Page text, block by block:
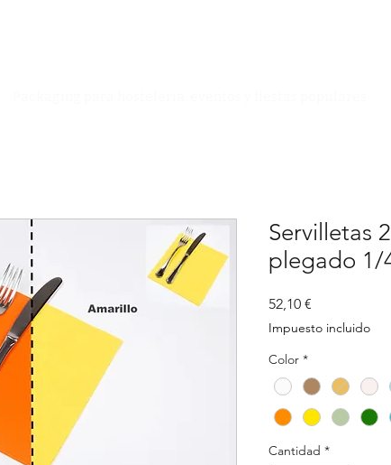
Servilletas
plegado 1/
52,10 €
Impuesto incluido
Color *
Cantidad *